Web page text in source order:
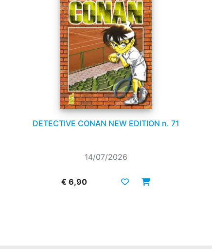
DETECTIVE CONAN NEW EDITION n. 71
14/07/2026
€ 6,90